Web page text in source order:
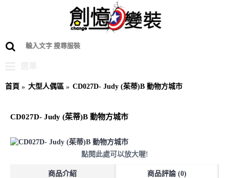
首頁 大型人偶區 CD027D- Judy (茱蒂)B 動物方城市
CD027D- Judy (茱蒂)B 動物方城市
點閱此處可以放大喔!
商品介紹 商品評論 (0)